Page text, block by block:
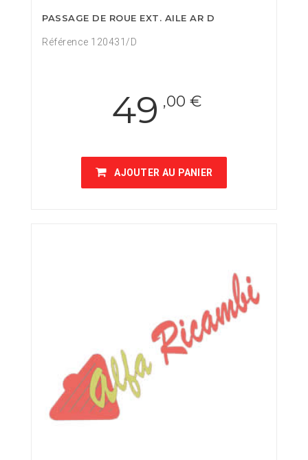
PASSAGE DE ROUE EXT. AILE AR D
Référence 120431/D
49 ,00 €
AJOUTER AU PANIER